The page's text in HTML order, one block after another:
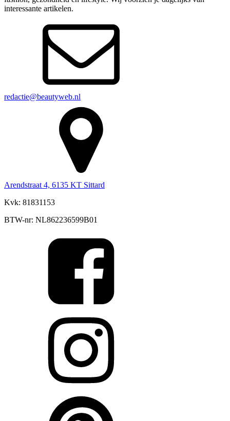
interessante artikelen.
redactie@beautyweb.nl
Arendstraat 4, 6135 KT Sittard
Kvk: 81831153
BTW-nr: NL862236599B01